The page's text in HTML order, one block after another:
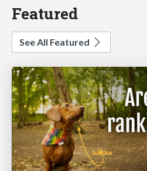
Featured
See All Featured